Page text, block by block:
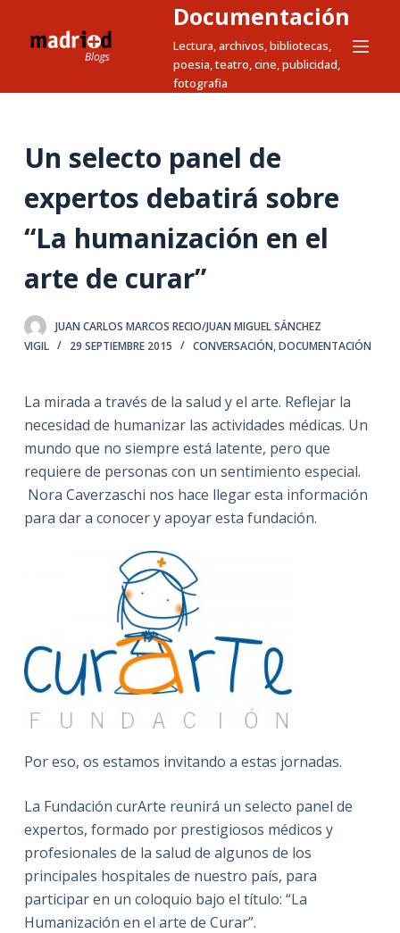
t
o
n
o
Documentación
Lectura, archivos, bibliotecas,
poesia, teatro, cine, publicidad,
fotografia
Un selecto panel de
expertos debatirá sobre
“La humanización en el
arte de curar”
JUAN CARLOS MARCOS RECIO/JUAN MIGUEL SÁNCHEZ
VIGIL
29 SEPTIEMBRE 2015 CONVERSACIÓN,DOCUMENTACIÓN
La mirada a través de la salud y el arte. Reflejar la
necesidad de humanizar las actividades médicas. Un
mundo que no siempre está latente, pero que
requiere de personas con un sentimiento especial.
Nora Caverzaschi nos hace llegar esta información
para dar a conocer y apoyar esta fundación.
Por eso, os estamos invitando a estas jornadas.
La Fundación curArte reunirá un selecto panel de
expertos, formado por prestigiosos médicos y
profesionales de la salud de algunos de los
principales hospitales de nuestro país, para
participar en un coloquio bajo el título: “La
Humanización en el arte de Curar”.